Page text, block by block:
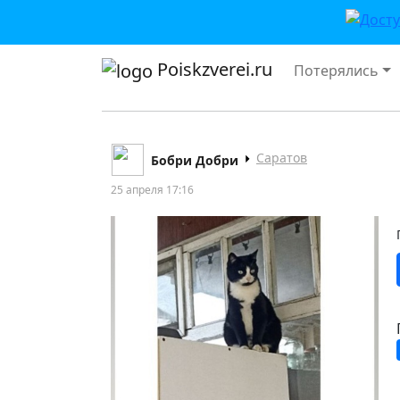
Poiskzverei.ru Потерялись
Бобри Добри Саратов
25 апреля 17:16